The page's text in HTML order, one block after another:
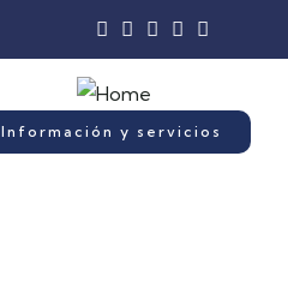
Información y servicios